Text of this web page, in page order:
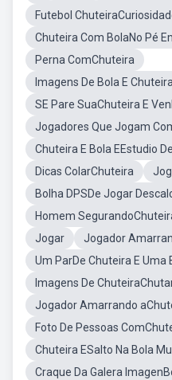
Futebol
Chuteira Com BolaNo Pé
Perna ComChuteira
Imagens De Bola E
SE Pare SuaChuteira E
Jogadores Que Jogam
Chuteira E Bola EEstudio
Dicas ColarChuteira
Bolha DPSDe Jogar
Homem
Jogar
Jogador
Um ParDe Chuteira E Uma
Imagens De
Jogador Amarrando
Foto De Pessoas
Chuteira ESalto Na Bola
Craque Da Galera